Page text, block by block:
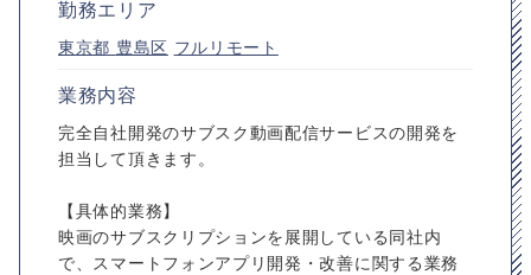
勤務エリア
東京都 豊島区 フルリモート
業務内容
完全自社開発のサブスク動画配信サービスの開発を
担当して頂きます。
【具体的業務】
映画のサブスクリプションを展開している同社内
で、スマートフォンアプリ開発・改善に関する業務